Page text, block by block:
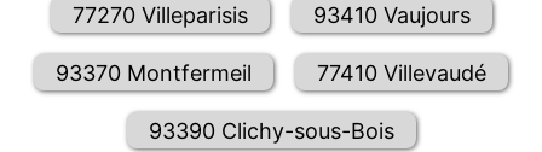
77270 Villeparisis 93410 Vaujours
93370 Montfermeil 77410 Villevaudé
93390 Clichy-sous-Bois